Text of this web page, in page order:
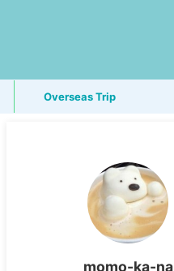
Overseas Trip
momo-ka-na